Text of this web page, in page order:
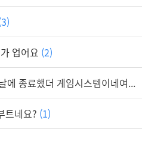
업어요 (2)
에 종료했더 게임시스템이네여...
트네요? (1)